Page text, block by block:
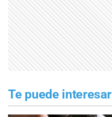
Te puede interesar